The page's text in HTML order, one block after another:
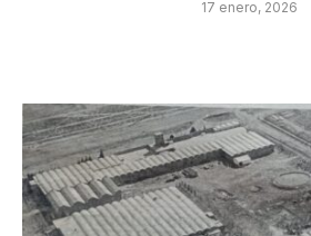
17 enero, 2026